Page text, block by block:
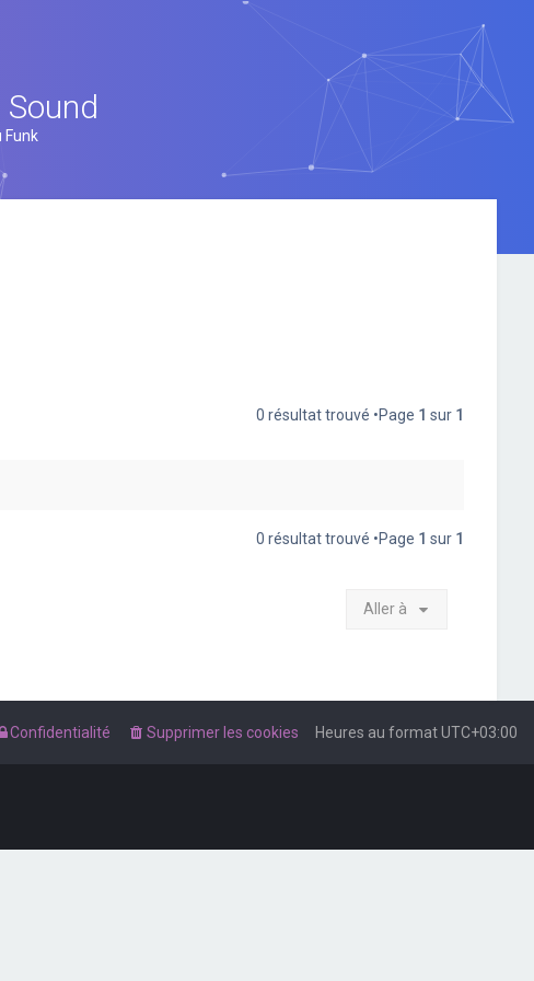
Funk
0 résultat trouvé •Page 1 sur 1
0 résultat trouvé •Page 1 sur 1
Aller à
Heures au formatUTC+03:00
Supprimer les cookies
Confidentialité